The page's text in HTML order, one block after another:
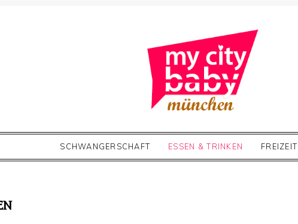
SCHWANGERSCHAFT ESSEN & TRINKEN FREIZEIT